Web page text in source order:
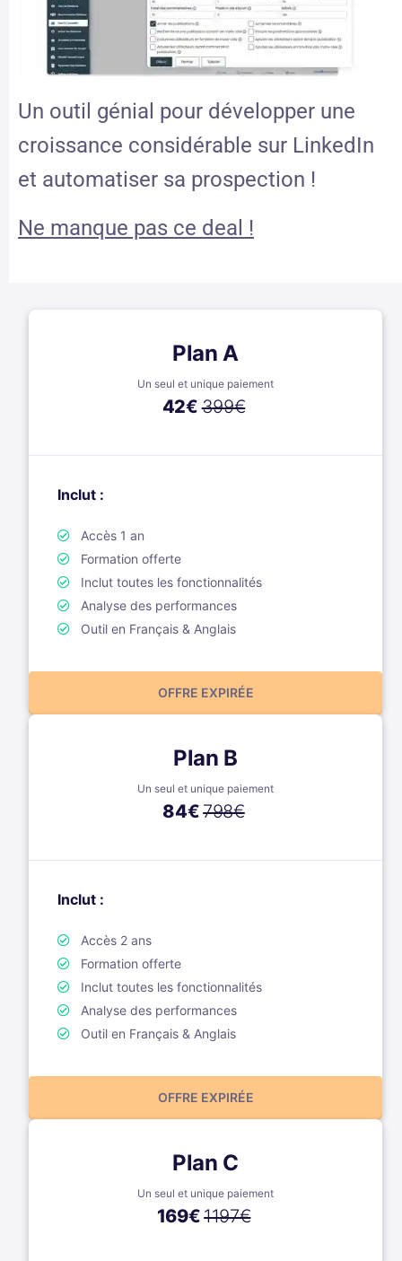
Un outil génial pour développer une
croissance considérable sur LinkedIn
et automatiser sa prospection !
Ne manque pas ce deal !
Plan A
Un seul et unique paiement
42€399€
Inclut :
Accès 1 an
Formation offerte
Inclut toutes les fonctionnalités
Analyse des performances
Outil en Français & Anglais
OFFRE EXPIRÉE
Plan B
Un seul et unique paiement
84€798€
Inclut :
Accès 2 ans
Formation offerte
Inclut toutes les fonctionnalités
Analyse des performances
Outil en Français & Anglais
OFFRE EXPIRÉE
Plan C
Un seul et unique paiement
169€1197€